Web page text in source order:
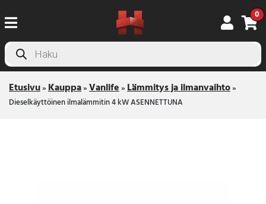
0
Products
search
Etusivu»Kauppa»Vanlife»Lämmitys ja ilmanvaihto»
Dieselkäyttöinen ilmalämmitin 4 kW ASENNETTUNA